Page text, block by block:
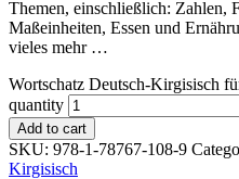
Themen, einschließlich: Zahlen,
Maßeinheiten, Essen und
vieles mehr …
Wortschatz Deutsch-Kirgisisch
quantity
Add to cart
SKU: 978-1-78767-108-9
Kirgisisch